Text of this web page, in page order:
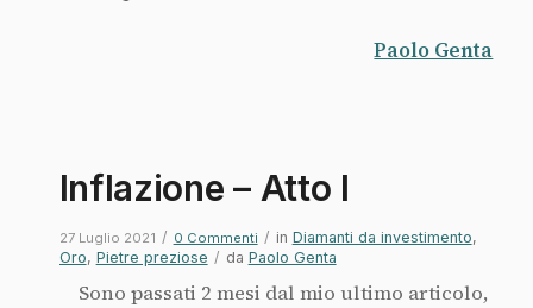
Paolo Genta
Inflazione – Atto I
27 Luglio 2021 / 0 Commenti / in Diamanti da investimento,
Oro, Pietre preziose / da Paolo Genta
Sono passati 2 mesi dal mio ultimo articolo,